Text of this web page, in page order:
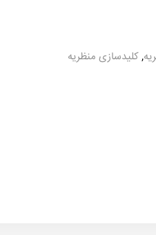
,کلیدسازی منظریه